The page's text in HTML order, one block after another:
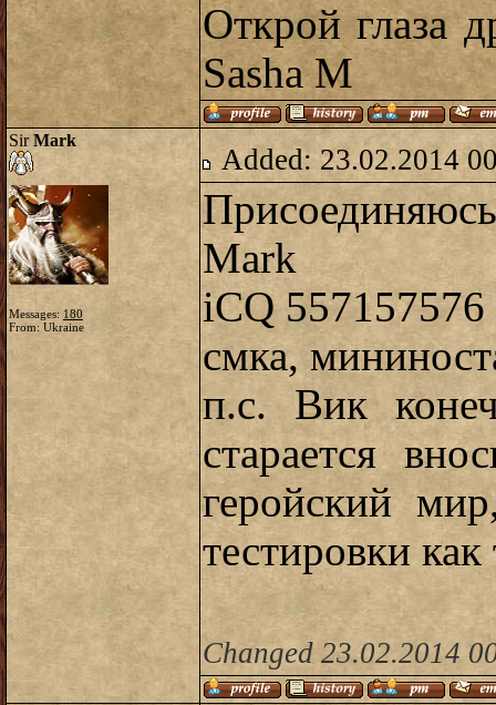
Открой глаза
Sasha M
SirMark
Messages: 180
From: Ukraine
Added: 23.02.2014
Mark
iCQ 557157576
смка,
п.с. Вик
старается
геройский
тестировки
Changed 23.02.2014